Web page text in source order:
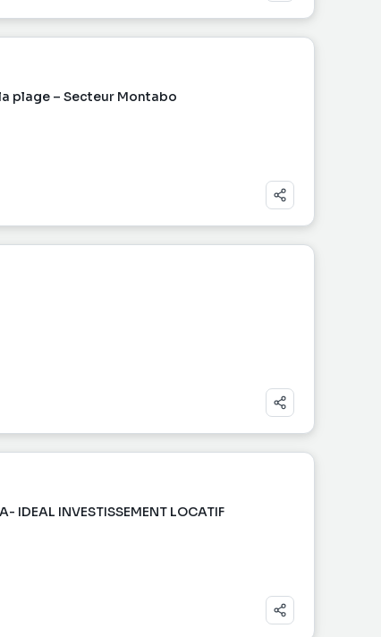
plage – Secteur Montabo
IDEAL INVESTISSEMENT LOCATIF